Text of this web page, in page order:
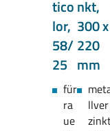
tico
lor,
58/
25
für
ra
ue
nkt,
300 x
220
mm
llver